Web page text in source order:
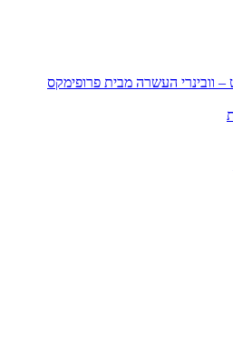
וובינרי העשרה מבית פרופימקס